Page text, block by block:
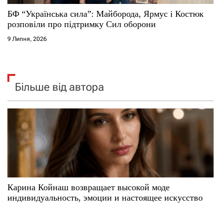
БФ “Українська сила”: Майборода, Ярмус і Костюк
розповіли про підтримку Сил оборони
9 Липня, 2026
Більше від автора
Карина Койнаш возвращает высокой моде
индивидуальность, эмоции и настоящее искусство